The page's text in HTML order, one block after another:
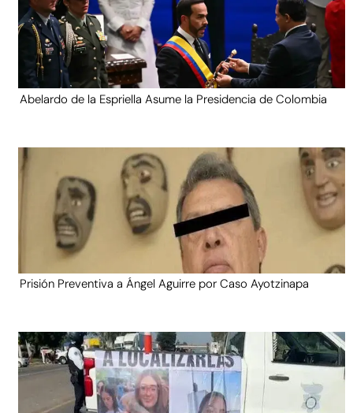
Abelardo de la Espriella Asume la Presidencia de Colombia
Prisión Preventiva a Ángel Aguirre por Caso Ayotzinapa